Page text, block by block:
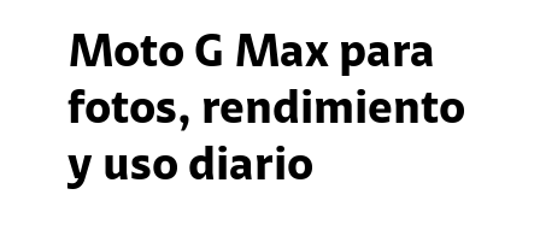
Moto G Max para
fotos, rendimiento
y uso diario